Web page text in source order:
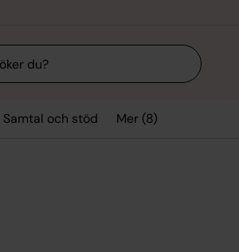
Samtal och stöd Mer (8)